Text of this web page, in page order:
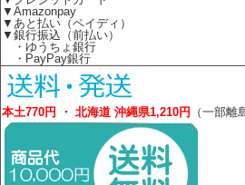
▼Amazonpay
▼あと払い（ペイディ）
▼銀行振込（前払い）
・ゆうちょ銀行
・PayPay銀行
本土770円 ・ 北海道 沖縄県1,210円 （一部離